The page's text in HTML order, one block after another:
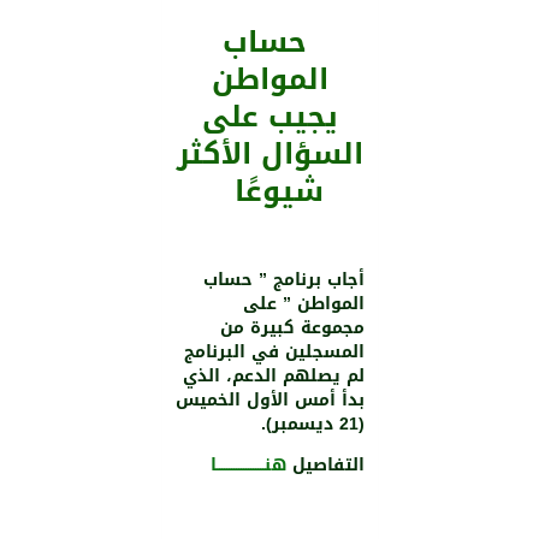
حساب
المواطن
يجيب على
السؤال الأكثر
شيوعًا
أجاب برنامج ” حساب
المواطن ” على
مجموعة كبيرة من
المسجلين في البرنامج
لم يصلهم الدعم، الذي
بدأ أمس الأول الخميس
(21 ديسمبر).
التفاصيلهنــــــــــــــــــــا